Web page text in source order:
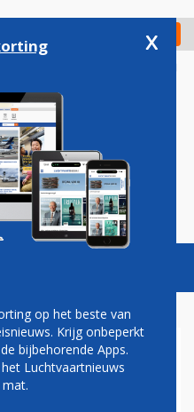
Check in
Vacatures
787-9 OOK
x
op het beste van
Krijg onbeperkt
bijbehorende Apps.
Luchtvaartnieuws